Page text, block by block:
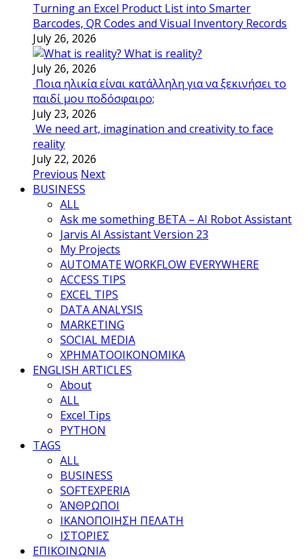
Turning an Excel Product List into Smarter
Barcodes, QR Codes and Visual Inventory Records
July 26, 2026
What is reality?
July 26, 2026
Ποια ηλικία είναι κατάλληλη για να ξεκινήσει το
παιδί μου ποδόσφαιρο;
July 23, 2026
We need art, imagination and creativity to face
reality
July 22, 2026
Previous Next
BUSINESS
ALL
Ask me something BETA – AI Robot Assistant
Jarvis AI Assistant Version 23
My Projects
AUTOMATE WORKFLOW EVERYWHERE
ACCESS TIPS
EXCEL TIPS
DATA ANALYSIS
MARKETING
SOCIAL MEDIA
ΧΡΗΜΑΤΟΟΙΚΟΝΟΜΙΚΑ
ENGLISH ARTICLES
About
ALL
Excel Tips
PYTHON
TAGS
ALL
BUSINESS
SOFTEXPERIA
ΆΝΘΡΩΠΟΙ
ΙΚΑΝΟΠΟΙΗΣΗ ΠΕΛΑΤΗ
ΙΣΤΟΡΙΕΣ
ΕΠΙΚΟΙΝΩΝΙΑ